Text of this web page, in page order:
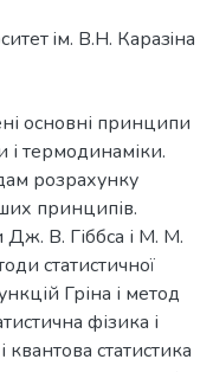
iм. В.Н. Каразiна
основні принципи
і термодинаміки.
розрахунку
принципів.
В. Гіббса і М. М.
статистичної
Гріна і метод
фізика і
статистика